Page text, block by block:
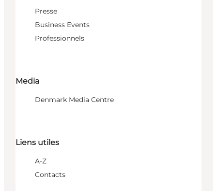
Presse
Business Events
Professionnels
Media
Denmark Media Centre
Liens utiles
A-Z
Contacts